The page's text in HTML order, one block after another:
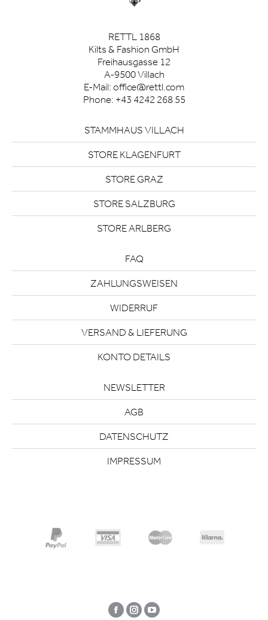
RETTL 1868
Kilts & Fashion GmbH
Freihausgasse 12
A-9500 Villach
E-Mail: office@rettl.com
Phone: +43 4242 268 55
STAMMHAUS VILLACH
STORE KLAGENFURT
STORE GRAZ
STORE SALZBURG
STORE ARLBERG
FAQ
ZAHLUNGSWEISEN
WIDERRUF
VERSAND & LIEFERUNG
KONTO DETAILS
NEWSLETTER
AGB
DATENSCHUTZ
IMPRESSUM
Facebook
InstagramYouTube